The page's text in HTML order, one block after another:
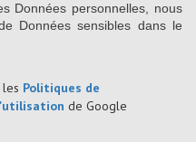
Données personnelles, nous
Données sensibles dans le
les Politiques de
de Google